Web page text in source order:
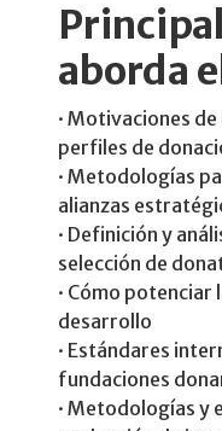
aborda
· Motivaciones
perfiles de
· Metodologías
alianzas
· Definición y
selección de
· Cómo potenciar
desarrollo​
· Estándares
fundaciones
· Metodologías y